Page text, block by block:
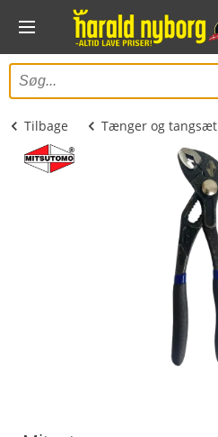
Tilbage Tænger og tangsæt